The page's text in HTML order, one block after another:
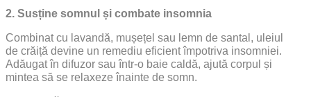
2. Susține somnul și combate insomnia
Combinat cu lavandă, mușețel sau lemn de santal, uleiul
de crăiță devine un remediu eficient împotriva insomniei.
Adăugat în difuzor sau într-o baie caldă, ajută corpul și
mintea să se relaxeze înainte de somn.